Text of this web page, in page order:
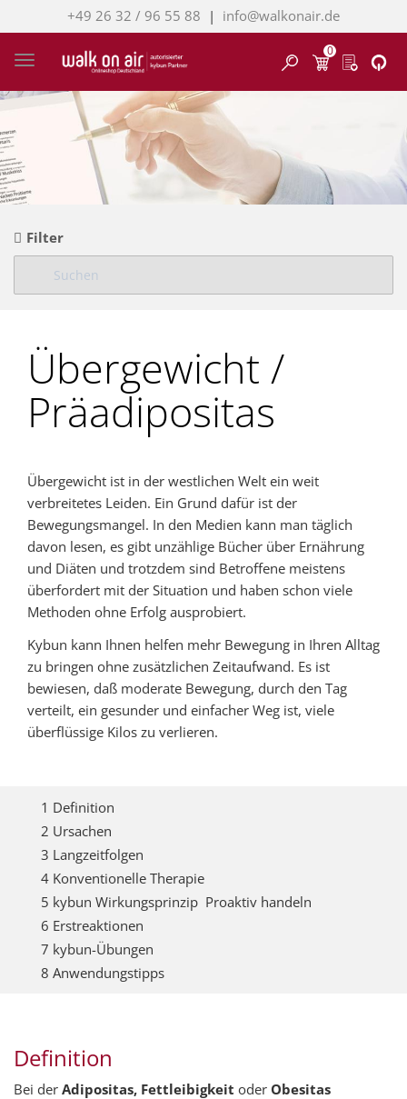
+49 26 32 / 96 55 88 | info@walkonair.de
Toggle navigation Finden
0
Filter
Übergewicht /
Präadipositas
Übergewicht ist in der westlichen Welt ein weit
verbreitetes Leiden. Ein Grund dafür ist der
Bewegungsmangel. In den Medien kann man täglich
davon lesen, es gibt unzählige Bücher über Ernährung
und Diäten und trotzdem sind Betroffene meistens
überfordert mit der Situation und haben schon viele
Methoden ohne Erfolg ausprobiert.
Kybun kann Ihnen helfen mehr Bewegung in Ihren Alltag
zu bringen ohne zusätzlichen Zeitaufwand. Es ist
bewiesen, daß moderate Bewegung, durch den Tag
verteilt, ein gesunder und einfacher Weg ist, viele
überflüssige Kilos zu verlieren.
1 Definition
2 Ursachen
3 Langzeitfolgen
4 Konventionelle Therapie
5 kybun Wirkungsprinzip  Proaktiv handeln
6 Erstreaktionen
7 kybun-Übungen
8 Anwendungstipps
Definition
Bei der Adipositas, Fettleibigkeit oder Obesitas